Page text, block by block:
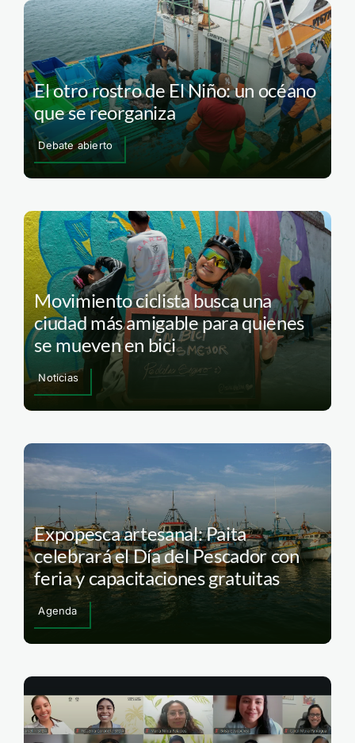
El otro rostro de El Niño: un océano
que se reorganiza
Debate abierto
Movimiento ciclista busca una
ciudad más amigable para quienes
se mueven en bici
Noticias
Expopesca artesanal: Paita
celebrará el Día del Pescador con
feria y capacitaciones gratuitas
Agenda